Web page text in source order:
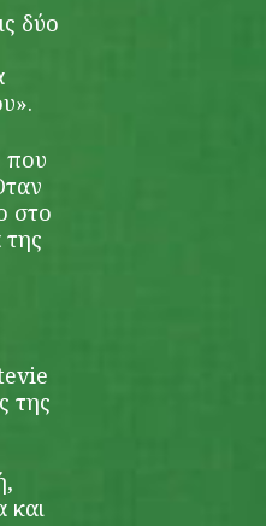
δύο
που
στο
της
και